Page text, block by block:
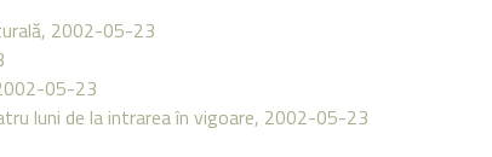
2002-05-23
05-23
luni de la intrarea în vigoare, 2002-05-23